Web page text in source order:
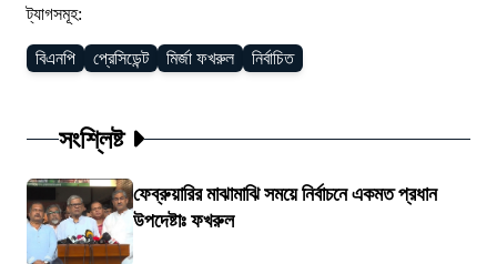
ট্যাগসমূহ:
বিএনপি প্রেসিডেন্ট মির্জা ফখরুল নির্বাচিত
সংশ্লিষ্ট
ফেব্রুয়ারির মাঝামাঝি সময়ে নির্বাচনে একমত প্রধান
উপদেষ্টাঃ ফখরুল